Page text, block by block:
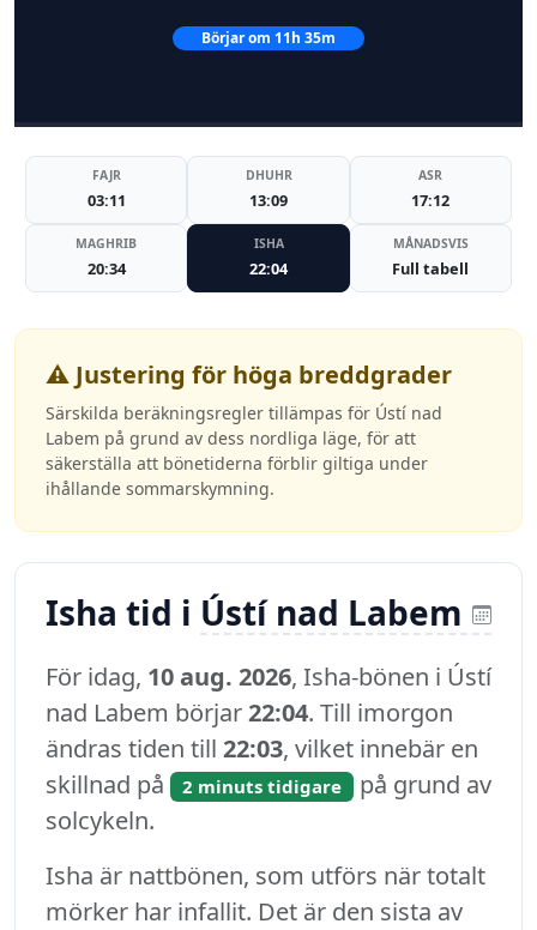
Börjar om 11h 35m
FAJR
03:11
DHUHR
13:09
ASR
17:12
MAGHRIB
20:34
ISHA
22:04
MÅNADSVIS
Full tabell
⚠️ Justering för höga breddgrader
Särskilda beräkningsregler tillämpas för Ústí nad
Labem på grund av dess nordliga läge, för att
säkerställa att bönetiderna förblir giltiga under
ihållande sommarskymning.
Isha tid i Ústí nad Labem
För idag, 10 aug. 2026, Isha-bönen i Ústí
nad Labem börjar22:04. Till imorgon
ändras tiden till 22:03, vilket innebär en
skillnad på
2 minuts tidigare på grund av
solcykeln.
Isha är nattbönen, som utförs när totalt
mörker har infallit. Det är den sista av